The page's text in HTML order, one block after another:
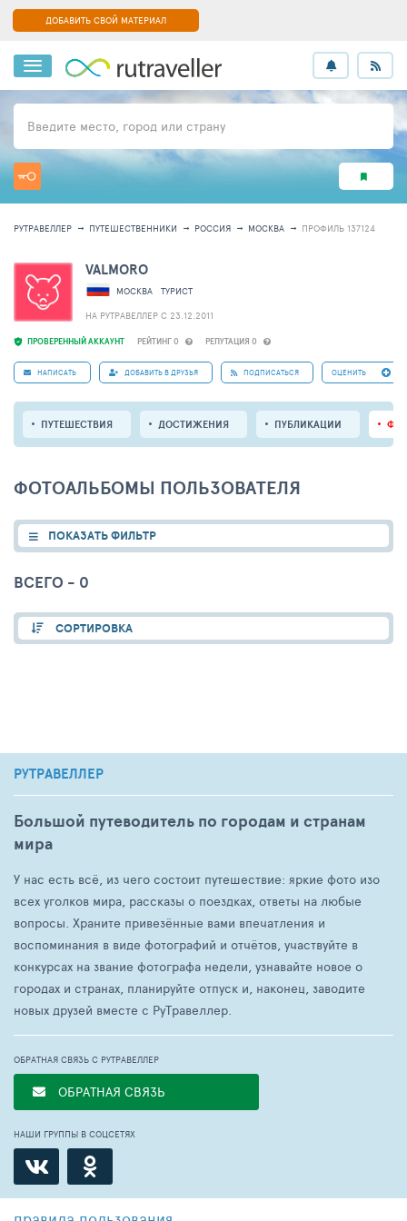
ДОБАВИТЬ СВОЙ МАТЕРИАЛ
Введите место, город или страну
РУТРАВЕЛЛЕР ПУТЕШЕСТВЕННИКИ РОССИЯ МОСКВА ПРОФИЛЬ 137124
ПРОВЕРЕННЫЙ АККАУНТ РЕЙТИНГ 0 РЕПУТАЦИЯ 0
VALMORO
МОСКВА
ТУРИСТ
НА РУТРАВЕЛЛЕР C 23.12.2011
НАПИСАТЬ ДОБАВИТЬ В ДРУЗЬЯ ПОДПИСАТЬСЯ ОЦЕНИТЬ
ПУТЕШЕСТВИЯ ДОСТИЖЕНИЯ ПУБЛИКАЦИИ
ФОТОАЛЬБОМЫ ПОЛЬЗОВАТЕЛЯ
ПОКАЗАТЬ ФИЛЬТР
ВСЕГО - 0
СОРТИРОВКА
РУТРАВЕЛЛЕР
Большой путеводитель по городам и странам
мира
У нас есть всё, из чего состоит путешествие: яркие фото изо
всех уголков мира, рассказы о поездках, ответы на любые
вопросы. Храните привезённые вами впечатления и
воспоминания в виде фотографий и отчётов, участвуйте в
конкурсах на звание фотографа недели, узнавайте новое о
городах и странах, планируйте отпуск и, наконец, заводите
новых друзей вместе с РуТравеллер.
ОБРАТНАЯ СВЯЗЬ С РУТРАВЕЛЛЕР
ОБРАТНАЯ СВЯЗЬ
НАШИ ГРУППЫ В СОЦСЕТЯХ